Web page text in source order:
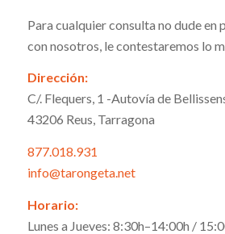
Para cualquier consulta no dude en
con nosotros, le contestaremos lo
Dirección:
C/. Flequers, 1 -Autovía de
43206 Reus, Tarragona
877.018.931
info@tarongeta.net
Horario:
Lunes a Jueves: 8:30h–14:00h /